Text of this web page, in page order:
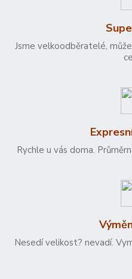
Jsme velkoodběratelé,
Rychle u vás doma.
Nesedí velikost? nevadí.